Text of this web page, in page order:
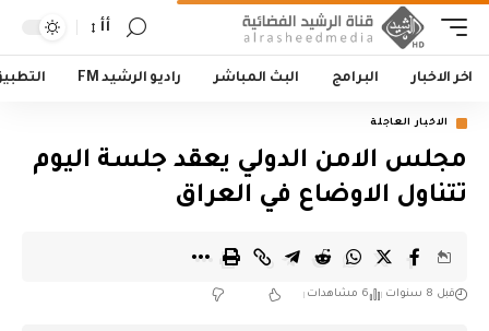
أأ
اخر الاخبار البرامج البث المباشر راديو الرشيد FM
الاخبار العاجلة
مجلس الامن الدولي يعقد جلسة اليوم
تتناول الاوضاع في العراق
قبل 8 سنوات 6 مشاهدات